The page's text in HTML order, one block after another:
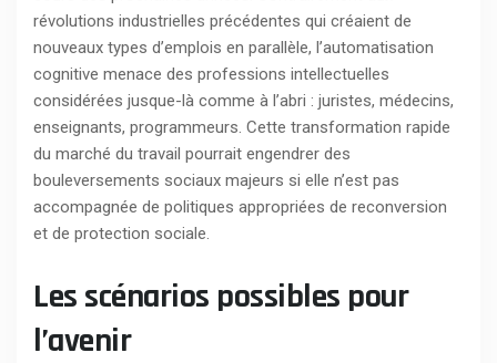
révolutions industrielles précédentes qui créaient de
nouveaux types d’emplois en parallèle, l’automatisation
cognitive menace des professions intellectuelles
considérées jusque-là comme à l’abri : juristes, médecins,
enseignants, programmeurs. Cette transformation rapide
du marché du travail pourrait engendrer des
bouleversements sociaux majeurs si elle n’est pas
accompagnée de politiques appropriées de reconversion
et de protection sociale.
Les scénarios possibles pour
l’avenir